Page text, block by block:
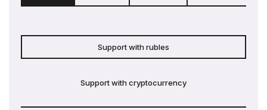
Support with rubles
Support with cryptocurrency